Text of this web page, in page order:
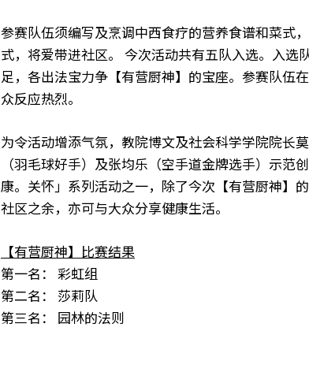
参赛队伍须编写及烹调中西食疗的营养食谱和菜式
式，将爱带进社区。 今次活动共有五队入选。入
足，各出法宝力争【有营厨神】的宝座。参赛队伍
众反应热烈。
为令活动增添气氛，教院博文及社会科学学院院长
（羽毛球好手）及张均乐（空手道金牌选手）示
康。关怀」系列活动之一，除了今次【有营厨神】
社区之余，亦可与大众分享健康生活。
【有营厨神】比赛结果
第一名： 彩虹组
第二名： 莎莉队
第三名： 园林的法则